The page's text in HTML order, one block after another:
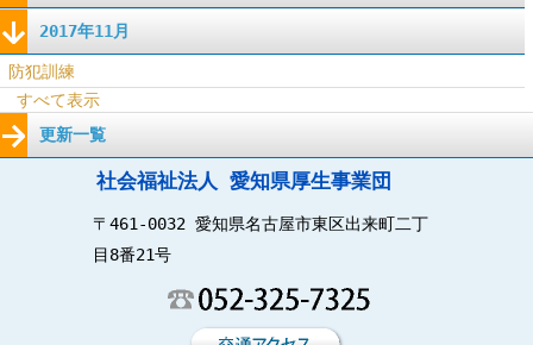
2017年11月
防犯訓練
すべて表示
更新一覧
社会福祉法人 愛知県厚生事業団
〒461-0032 愛知県名古屋市東区出来町二丁
目8番21号